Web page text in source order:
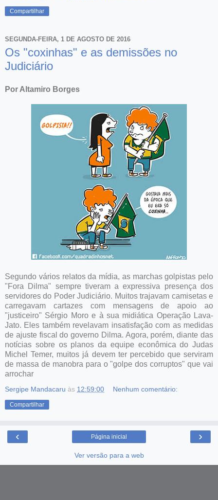
Compartilhar
SEGUNDA-FEIRA, 1 DE AGOSTO DE 2016
Os "coxinhas" e as demissões no
Judiciário
Por Altamiro Borges
Segundo vários relatos da mídia, as marchas golpistas pelo
"Fora Dilma" sempre tiveram a expressiva presença dos
servidores do Poder Judiciário. Muitos trajavam camisetas e
carregavam cartazes com mensagens de apoio ao
"justiceiro" Sérgio Moro e à sua midiática Operação Lava-
Jato. Eles também revelavam insatisfação com as medidas
de ajuste fiscal do governo Dilma. Agora, porém, diante das
notícias sobre os planos da equipe econômica do Judas
Michel Temer, muitos já devem ter percebido que serviram
de massa de manobra para o "golpe dos corruptos" que vai
arrochar
Sergipe Mandacaru às 12:59:00 Nenhum comentário:
Compartilhar
‹ ›
Página inicial
Ver versão para a web